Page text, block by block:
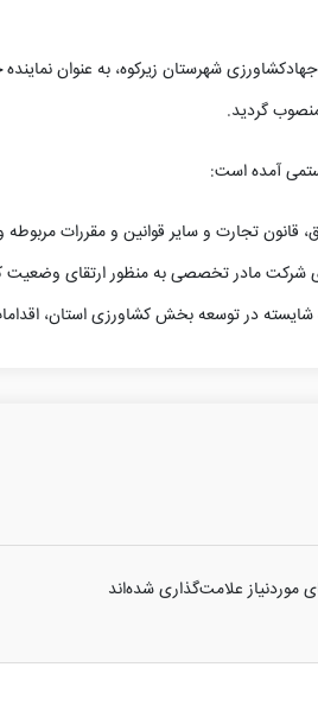
شهرستان زیرکوه، به عنوان
گردید.
آمده است:
قانون تجارت و سایر قوانین و مقررات
شرکت مادر تخصصی به منظور ارتقای
در توسعه بخش کشاورزی استان،
علامت‌گذاری شده‌اند